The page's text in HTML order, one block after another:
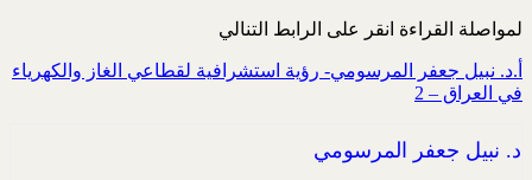
لمواصلة القراءة انقر على الرابط التنالي
أ.د. نبيل جعفر المرسومي- رؤية استشرافية لقطاعي الغاز والكهرياء
في العراق – 2
د. نبيل جعفر المرسومي